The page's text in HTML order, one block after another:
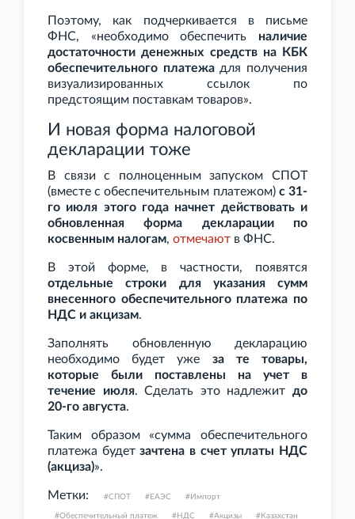
Поэтому, как подчеркивается в письме
ФНС, «необходимо обеспечить наличие
достаточности денежных средств на КБК
обеспечительного платежадля получения
визуализированных ссылок по
предстоящим поставкам товаров».
И новая форма налоговой
декларации тоже
В связи с полноценным запуском СПОТ
(вместе с обеспечительным платежом) с 31-
го июля этого года начнет действовать и
обновленная форма декларации по
косвенным налогам, отмечают в ФНС.
В этой форме, в частности, появятся
отдельные строки для указания сумм
внесенного обеспечительного платежа по
НДС и акцизам.
Заполнять обновленную декларацию
необходимо будет уже за те товары,
которые были поставлены на учет в
течение июля. Сделать это надлежитдо
20-го августа.
Таким образом «сумма обеспечительного
платежа будетзачтена в счет уплаты НДС
(акциза)».
Метки: СПОТ ЕАЭС Импорт
Обеспечительный платеж НДС Акцизы Казахстан